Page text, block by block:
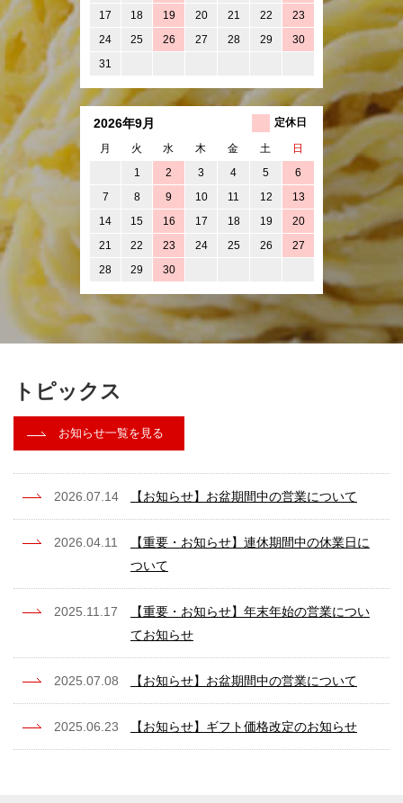
17 18 19 20 21 22 23
24 25 26 27 28 29 30
31
2026年9月 定休日
月 火 水 木 金 土 日
1 2 3 4 5 6
7 8 9 10 11 12 13
14 15 16 17 18 19 20
21 22 23 24 25 26 27
28 29 30
トピックス
お知らせ一覧を見る
2026.07.14 【お知らせ】お盆期間中の営業について
2026.04.11
【重要・お知らせ】連休期間中の休業日に
ついて
2025.11.17
【重要・お知らせ】年末年始の営業につい
てお知らせ
2025.07.08 【お知らせ】お盆期間中の営業について
2025.06.23 【お知らせ】ギフト価格改定のお知らせ